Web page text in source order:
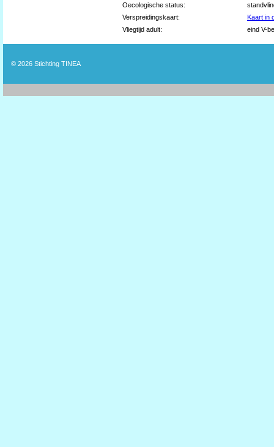
Oecologische status:
Verspreidingskaart:
Kaart in
Vliegtijd adult:
eind V-
© 2026 Stichting TINEA